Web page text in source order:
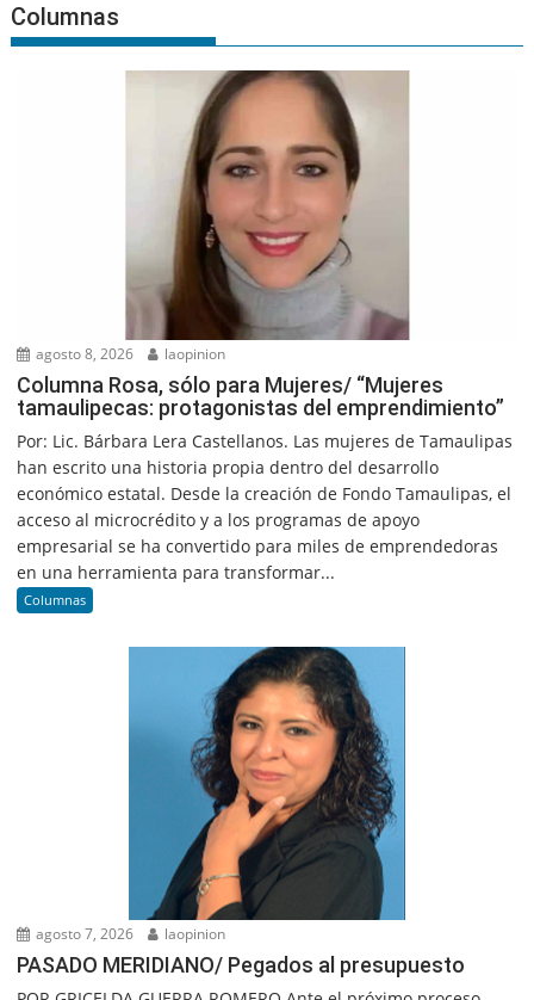
Columnas
agosto 8, 2026 laopinion
Columna Rosa, sólo para Mujeres/ “Mujeres
tamaulipecas: protagonistas del emprendimiento”
Por: Lic. Bárbara Lera Castellanos. Las mujeres de Tamaulipas
han escrito una historia propia dentro del desarrollo
económico estatal. Desde la creación de Fondo Tamaulipas, el
acceso al microcrédito y a los programas de apoyo
empresarial se ha convertido para miles de emprendedoras
en una herramienta para transformar...
Columnas
agosto 7, 2026 laopinion
PASADO MERIDIANO/ Pegados al presupuesto